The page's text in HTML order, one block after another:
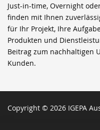
Just-in-time, Overnight
finden mit Ihnen
für Ihr Projekt, Ihre
Produkten und
Beitrag zum nachhaltigen
Kunden.
Copyright © 2026 IGEPA